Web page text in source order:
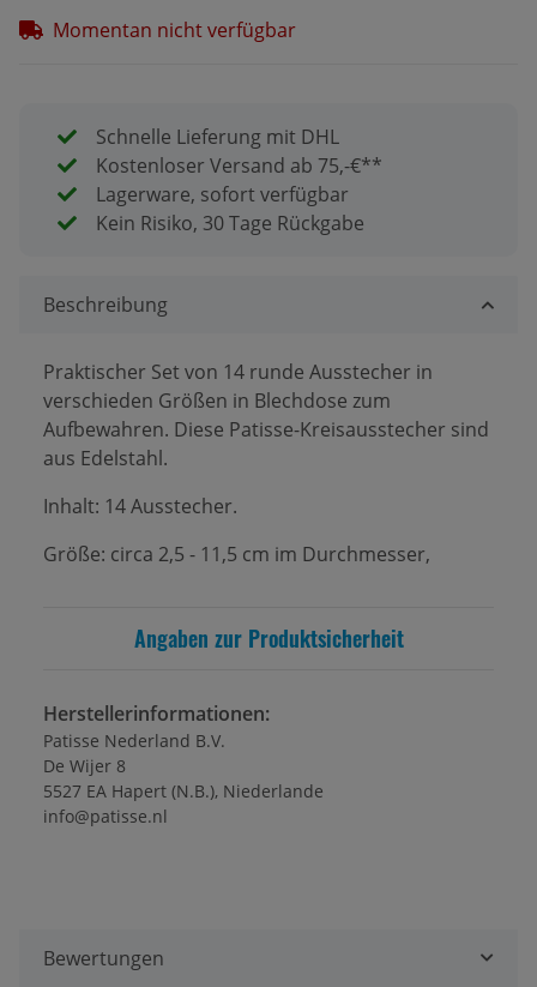
Momentan nicht verfügbar
Schnelle Lieferung mit DHL
Kostenloser Versand ab 75,-€**
Lagerware, sofort verfügbar
Kein Risiko, 30 Tage Rückgabe
Beschreibung
Praktischer Set von 14 runde Ausstecher in
verschieden Größen in Blechdose zum
Aufbewahren. Diese Patisse-Kreisausstecher sind
aus Edelstahl.
Inhalt: 14 Ausstecher.
Größe: circa 2,5 - 11,5 cm im Durchmesser,
Angaben zur Produktsicherheit
Herstellerinformationen:
Patisse Nederland B.V.
De Wijer 8
5527 EA Hapert (N.B.), Niederlande
info@patisse.nl
Bewertungen